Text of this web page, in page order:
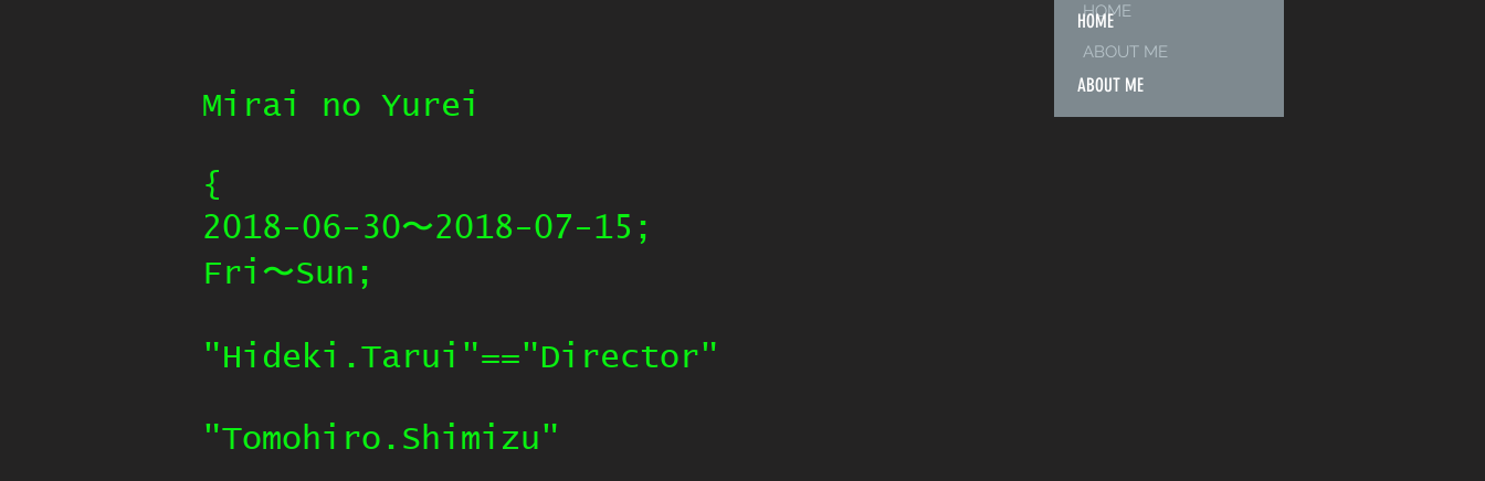
HOME
ABOUT ME
Mirai no Yurei
{
2018-06-30〜2018-07-15;
Fri〜Sun;
"Hideki.Tarui"=="Director"
"Tomohiro.Shimizu"
HOME
ABOUT ME